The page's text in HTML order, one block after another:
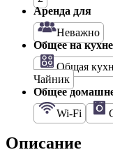
Аренда для
Неважно
Общее на кухне
Общая
Чайник
Общее
Wi-Fi
Описание